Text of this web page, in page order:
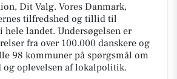
Dit Valg. Vores Danmark,
tilfredshed og tillid til
landet. Undersøgelsen er
fra over 100.000 danskere og
98 kommuner på spørgsmål om
oplevelsen af lokalpolitik.